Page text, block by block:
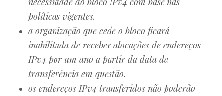
políticas vigentes.
a organização que cede o bloco ficará
inabilitada de receber alocações de endereços
IPv4 por um ano a partir da data da
transferência em questão.
os endereços IPv4 transferidos não poderão